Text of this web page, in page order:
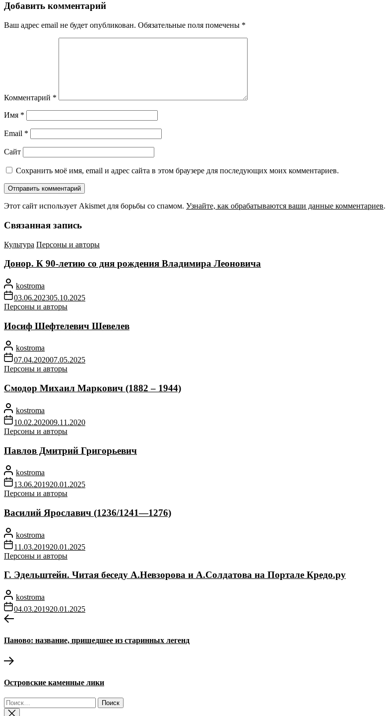
Добавить комментарий
Ваш адрес email не будет опубликован. Обязательные поля помечены *
Комментарий *
Имя *
Email *
Сайт
Сохранить моё имя, email и адрес сайта в этом браузере для последующих моих комментариев.
Этот сайт использует Akismet для борьбы со спамом. Узнайте, как обрабатываются ваши данные комментариев.
Связанная запись
Культура Персоны и авторы
Донор. К 90-летию со дня рождения Владимира Леоновича
kostroma
03.06.202305.10.2025
Персоны и авторы
Иосиф Шефтелевич Шевелев
kostroma
07.04.202007.05.2025
Персоны и авторы
Смодор Михаил Маркович (1882 – 1944)
kostroma
10.02.202009.11.2020
Персоны и авторы
Павлов Дмитрий Григорьевич
kostroma
13.06.201920.01.2025
Персоны и авторы
Василий Ярославич (1236/1241—1276)
kostroma
11.03.201920.01.2025
Персоны и авторы
Г. Эдельштейн. Читая беседу А.Невзорова и А.Солдатова на Портале Кредо.ру
kostroma
04.03.201920.01.2025
Навигация
записям
Предыдущая
Паново: название, пришедшее из старинных легенд
Следующая
Островские каменные лики
Найти: